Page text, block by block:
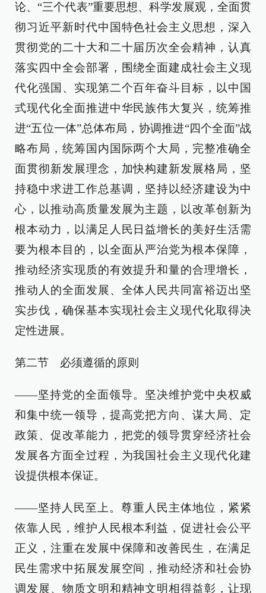
论、“三个代表”重要思想、科学发展观，全面贯
彻习近平新时代中国特色社会主义思想，深入
贯彻党的二十大和二十届历次全会精神，认真
落实四中全会部署，围绕全面建成社会主义现
代化强国、实现第二个百年奋斗目标，以中国
式现代化全面推进中华民族伟大复兴，统筹推
进“五位一体”总体布局，协调推进“四个全面”战
略布局，统筹国内国际两个大局，完整准确全
面贯彻新发展理念，加快构建新发展格局，坚
持稳中求进工作总基调，坚持以经济建设为中
心，以推动高质量发展为主题，以改革创新为
根本动力，以满足人民日益增长的美好生活需
要为根本目的，以全面从严治党为根本保障，
推动经济实现质的有效提升和量的合理增长，
推动人的全面发展、全体人民共同富裕迈出坚
实步伐，确保基本实现社会主义现代化取得决
定性进展。
第二节 必须遵循的原则
——坚持党的全面领导。坚决维护党中央权威
和集中统一领导，提高党把方向、谋大局、定
政策、促改革能力，把党的领导贯穿经济社会
发展各方面全过程，为我国社会主义现代化建
设提供根本保证。
——坚持人民至上。尊重人民主体地位，紧紧
依靠人民，维护人民根本利益，促进社会公平
正义，注重在发展中保障和改善民生，在满足
民生需求中拓展发展空间，推动经济和社会协
调发展、物质文明和精神文明相得益彰，让现